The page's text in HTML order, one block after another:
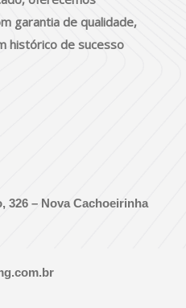
garantia de qualidade,
histórico de sucesso
326 – Nova Cachoeirinha